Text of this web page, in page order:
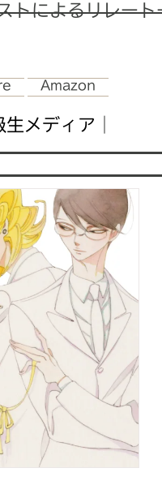
トによるリレート
Amazon
生メディア